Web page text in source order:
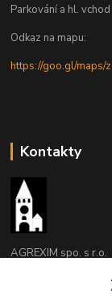
Parkování a hl.
Odkaz na mapu:
https://goo.gl/maps/
Kontakty
AGREXIM spo. s r.o.